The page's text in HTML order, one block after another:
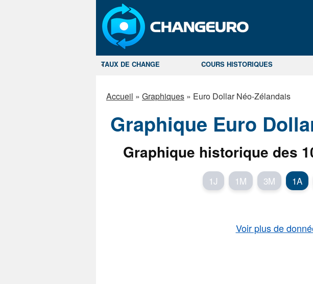
TAUX DE CHANGE COURS HISTORIQUES
Accueil » Graphiques » Euro Dollar Néo-Zélandais
Graphique Euro
Graphique historique des
1J 1M 3M 1A
Voir plus de